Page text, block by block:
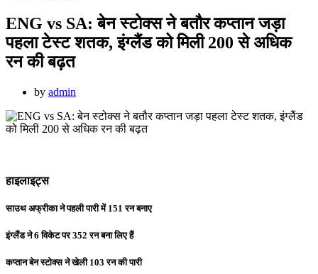
ENG vs SA: बेन स्टोक्स ने बतौर कप्तान जड़ा
पहला टेस्ट शतक, इंग्लैंड को मिली 200 से अधिक
रन की बढ़त
by admin
हाइलाइट्स
साउथ अफ्रीका ने पहली पारी में 151 रन बनाए
इंग्लैंड ने 6 विकेट पर 352 रन बना लिए हैं
कप्तान बेन स्टोक्स ने खेली 103 रन की पारी